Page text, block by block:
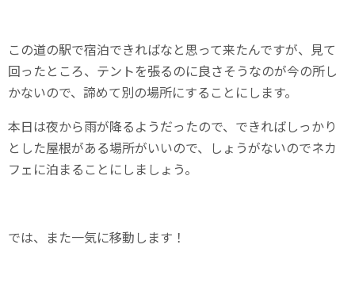
この道の駅で宿泊できればなと思って来たんですが、見て
回ったところ、テントを張るのに良さそうなのが今の所し
かないので、諦めて別の場所にすることにします。
本日は夜から雨が降るようだったので、できればしっかり
とした屋根がある場所がいいので、しょうがないのでネカ
フェに泊まることにしましょう。
では、また一気に移動します！